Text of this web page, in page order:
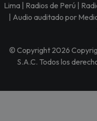
Lima | Radios de Perú |
| Audio auditado por
© Copyright 2026
S.A.C. Todos los